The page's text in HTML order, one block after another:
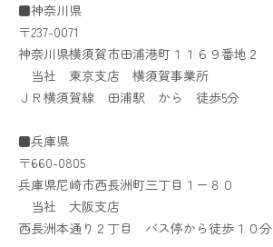
■神奈川県
〒237-0071
神奈川県横須賀市田浦港町１１６９番地２
当社 東京支店 横須賀事業所
ＪＲ横須賀線 田浦駅 から 徒歩5分
■兵庫県
〒660-0805
兵庫県尼崎市西長洲町三丁目１ー８０
当社 大阪支店
西長洲本通り２丁目 バス停から徒歩１０分